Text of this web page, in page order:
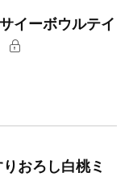
イーボウルテイ
おろし白桃ミ